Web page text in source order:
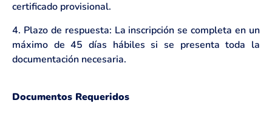
certificado provisional.
4. Plazo de respuesta: La inscripción se completa en un
máximo de 45 días hábiles si se presenta toda la
documentación necesaria.
Documentos Requeridos